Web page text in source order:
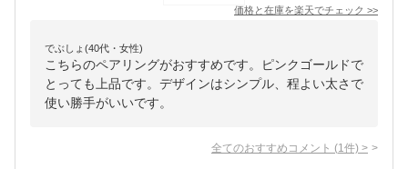
価格と在庫を楽天でチェック >>
でぶしょ(40代・女性)
こちらのペアリングがおすすめです。ピンクゴールドで
とっても上品です。デザインはシンプル、程よい太さで
使い勝手がいいです。
全てのおすすめコメント (1 件) >